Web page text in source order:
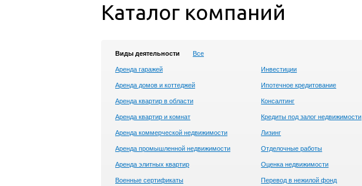
Каталог компаний
Виды деятельности Все
Аренда гаражей
Аренда домов и коттеджей
Аренда квартир в области
Аренда квартир и комнат
Аренда коммерческой недвижимости
Аренда промышленной недвижимости
Аренда элитных квартир
Военные сертификаты
Инвестиции
Ипотечное кредитование
Консалтинг
Кредиты под залог недвижимости
Лизинг
Отделочные работы
Оценка недвижимости
Перевод в нежилой фонд